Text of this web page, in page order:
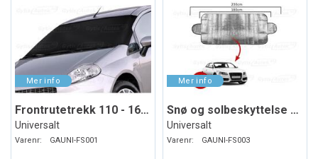
Frontrutetrekk 110 - 160 x 75 cm
Universalt
Varenr: GAUNI-FS001
Snø og solbeskyttelse 230 x 85 cm
Universalt
Varenr: GAUNI-FS003